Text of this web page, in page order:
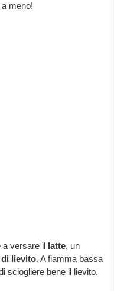
meno!
a versare il latte, un
lievito. A fiamma bassa
sciogliere bene il lievito.